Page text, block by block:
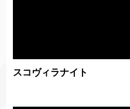
スコヴィラナイト